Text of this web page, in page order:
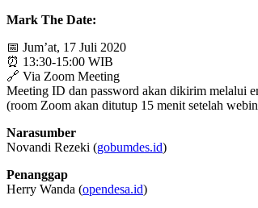
Mark The Date:
📅 Jum’at, 17 Juli 2020
⏰ 13:30-15:00 WIB
🔗 Via Zoom Meeting
Meeting ID dan password akan dikirim melalui
(room Zoom akan ditutup 15 menit setelah
Narasumber
Novandi Rezeki (gobumdes.id)
Penanggap
Herry Wanda (opendesa.id)